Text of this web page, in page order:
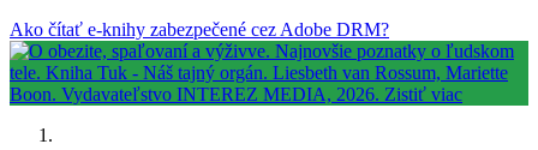
Ako čítať e-knihy zabezpečené cez Adobe DRM?